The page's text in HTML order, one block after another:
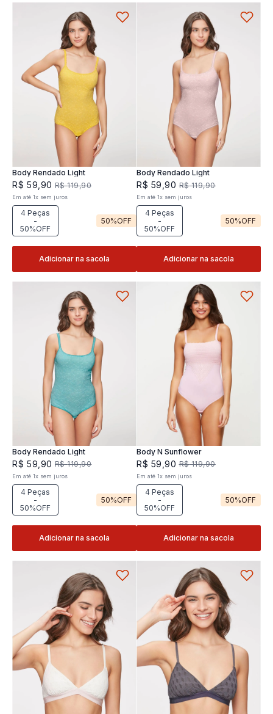
Body Rendado Light
R$ 59 90 R$ 119,90
Em até1x sem juros
4 Peças
-
50%OFF
50%OFF
Adicionar na sacola
Body Rendado Light
R$ 59 ,90 R$ 119,90
Em até 1x sem juros
4 Peças
-
50%OFF
50%OFF
Adicionar na sacola
Body Rendado Light
R$ 59 90 R$ 119,90
Em até1x sem juros
4 Peças
-
50%OFF
50%OFF
Adicionar na sacola
Body N Sunflower
R$ 59 ,90 R$ 119,90
Em até 1x sem juros
4 Peças
-
50%OFF
50%OFF
Adicionar na sacola